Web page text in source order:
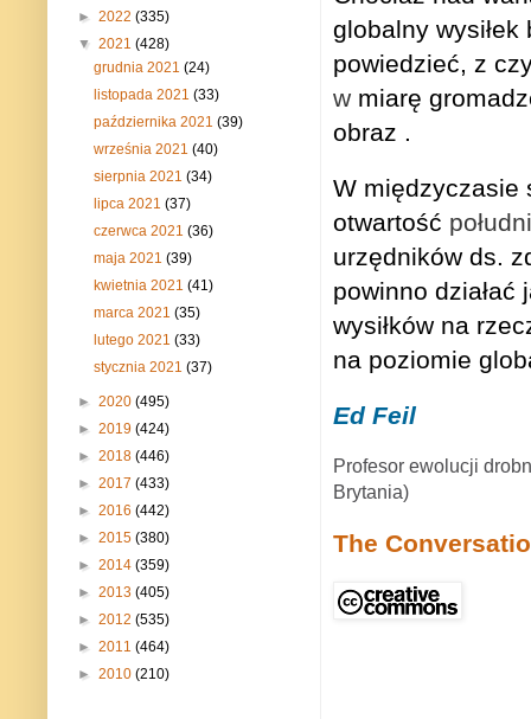
globalny
powiedzieć, z
w miarę
obraz .
W międzyczasie
otwartość
urzędników ds.
powinno działać
wysiłków na
na poziomie
Ed Feil
Profesor ewolucji
Brytania)
The
► 2022 (335)
▼ 2021 (428)
grudnia 2021(24)
listopada 2021(33)
października 2021(39)
września 2021(40)
sierpnia 2021(34)
lipca 2021(37)
czerwca 2021(36)
maja 2021(39)
kwietnia 2021(41)
marca 2021(35)
lutego 2021(33)
stycznia 2021(37)
► 2020 (495)
► 2019 (424)
► 2018 (446)
► 2017 (433)
► 2016 (442)
► 2015 (380)
► 2014 (359)
► 2013 (405)
► 2012 (535)
► 2011 (464)
► 2010 (210)